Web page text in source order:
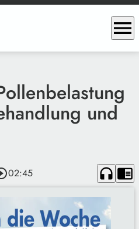
menu
und
02:45 headphones chrome_reader_mode